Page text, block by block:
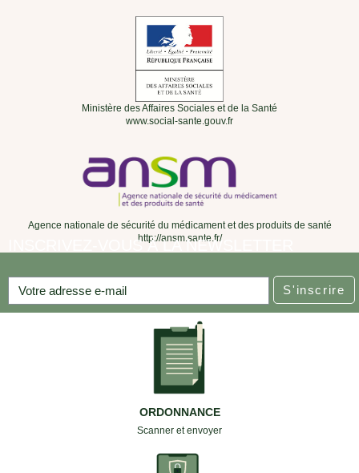
Ministère des Affaires Sociales et de la Santé
www.social-sante.gouv.fr
Agence nationale de sécurité du médicament et des produits de santé
http://ansm.sante.fr/
INSCRIVEZ-VOUS À LA NEWSLETTER
S'inscrire
ORDONNANCE
Scanner et envoyer